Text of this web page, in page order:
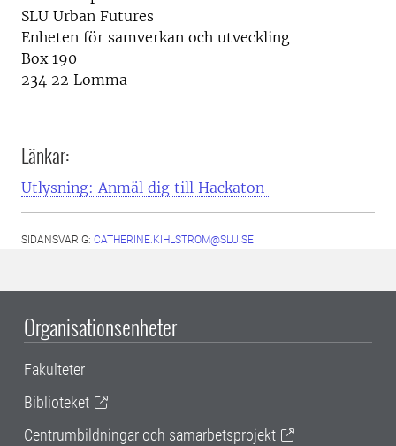
SLU Urban Futures
Enheten för samverkan och utveckling
Box 190
234 22 Lomma
Länkar:
Utlysning: Anmäl dig till Hackaton
SIDANSVARIG: CATHERINE.KIHLSTROM@SLU.SE
Organisationsenheter
Fakulteter
Biblioteket
Centrumbildningar och samarbetsprojekt